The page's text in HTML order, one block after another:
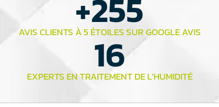
AVIS CLIENTS À 5 ÉTOILES SUR GOOGLE AVIS
+255
EXPERTS EN TRAITEMENT DE L’HUMIDITÉ
16